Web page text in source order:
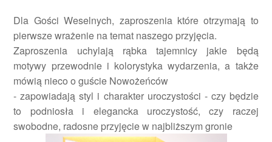
Dla Gości Weselnych, zaproszenia które otrzymają to
pierwsze wrażenie na temat naszego przyjęcia.
Zaproszenia uchylają rąbka tajemnicy jakie będą
motywy przewodnie i kolorystyka wydarzenia, a także
mówią nieco o guście Nowożeńców
- zapowiadają styl i charakter uroczystości - czy będzie
to podniosła i elegancka uroczystość, czy raczej
swobodne, radosne przyjęcie w najbliższym gronie